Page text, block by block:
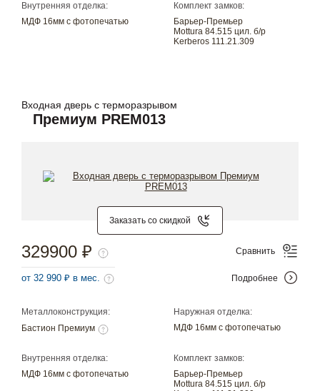
Внутренняя отделка:
МДФ 16мм с фотопечатью
Комплект замков:
Барьер-Премьер
Mottura 84.515 цил. б/р
Kerberos 111.21.309
Входная дверь с терморазрывом
Премиум PREM013
Заказать со скидкой
Металлоконструкция:
Бастион Премиум
Наружная отделка:
МДФ 16мм с фотопечатью
Внутренняя отделка:
МДФ 16мм с фотопечатью
Комплект замков:
Барьер-Премьер
Mottura 84.515 цил. б/р
329900 ₽
от 32 990 ₽ в мес.
Сравнить
Подробнее